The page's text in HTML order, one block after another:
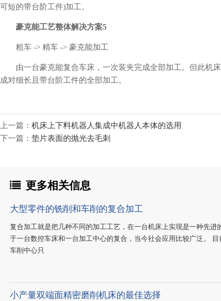
可短的带台阶工件)加工。
豪克能工艺整体解决方案5
粗车 -> 精车 -> 豪克能加工
由一台豪克能复合车床，一次装夹完成全部加工。但此机
成对细长且带台阶工件的全部加工。
上一篇： 机床上下料机器人集成中机器人本体的选用
下一篇： 垫片表面的抛光去毛刺
更多相关信息
大型零件的铣削和车削的复合加工
复合加工就是把几种不同的加工工艺，在一台机床上实现是一种先
于一台数控车床和一台加工中心的复合，当今社会应用比较广泛。
车削中心只
小产量双端面精密磨削机床的最佳选择